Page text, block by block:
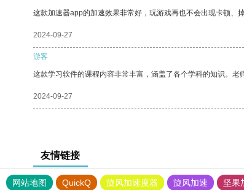
这款加速器app的加速效果非常好，玩游戏再也不会出现卡顿、
2024-09-27
游客
这款学习软件的课程内容非常丰富，涵盖了各个学科的知识。老
2024-09-27
友情链接
网站地图 QuickQ 旋风加速度器 旋风加速 坚果